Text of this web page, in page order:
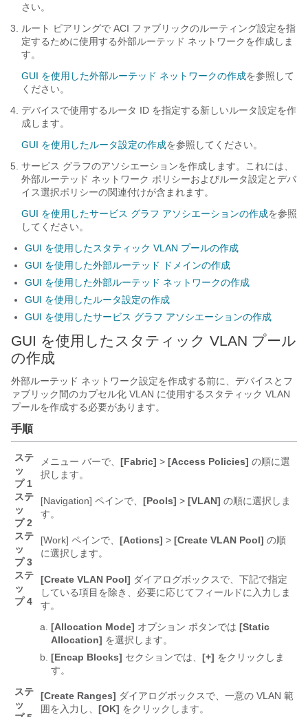
さい。
ルート ピアリングで ACI ファブリックのルーティング設定を指
定するために使用する外部ルーテッド ネットワークを作成しま
す。
GUI を使用した外部ルーテッド ネットワークの作成を参照して
ください。
デバイスで使用するルータ ID を指定する新しいルータ設定を作
成します。
GUI を使用したルータ設定の作成を参照してください。
サービス グラフのアソシエーションを作成します。これには、
外部ルーテッド ネットワーク ポリシーおよびルータ設定とデバ
イス選択ポリシーの関連付けが含まれます。
GUI を使用したサービス グラフ アソシエーションの作成を参照
してください。
GUI を使用したスタティック VLAN プールの作成
GUI を使用した外部ルーテッド ドメインの作成
GUI を使用した外部ルーテッド ネットワークの作成
GUI を使用したルータ設定の作成
GUI を使用したサービス グラフ アソシエーションの作成
GUI を使用したスタティック VLAN プール
の作成
外部ルーテッド ネットワーク設定を作成する前に、デバイスとフ
ァブリック間のカプセル化 VLAN に使用するスタティック VLAN
プールを作成する必要があります。
手順
ステ
ッ
プ 1
メニュー バーで、 [Fabric] > [Access Policies] の順に選
択します。
ステ
ッ
プ 2
[Navigation] ペインで、 [Pools] > [VLAN] の順に選択しま
す。
ステ
ッ
プ 3
[Work] ペインで、 [Actions] > [Create VLAN Pool] の順
に選択します。
ステ
ッ
プ 4
[Create VLAN Pool] ダイアログボックスで、下記で指定
している項目を除き、必要に応じてフィールドに入力しま
す。
[Allocation Mode] オプション ボタンでは [Static
Allocation] を選択します。
[Encap Blocks] セクションでは、 [+] をクリックしま
す。
ステ
ッ
[Create Ranges] ダイアログボックスで、一意の VLAN 範
囲を入力し、 [OK] をクリックします。